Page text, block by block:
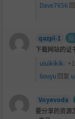
Dave7656
qazpl-1
下载网站的证
uiuikikik:
liouyu 回复
Voyevoda
要分享的资源